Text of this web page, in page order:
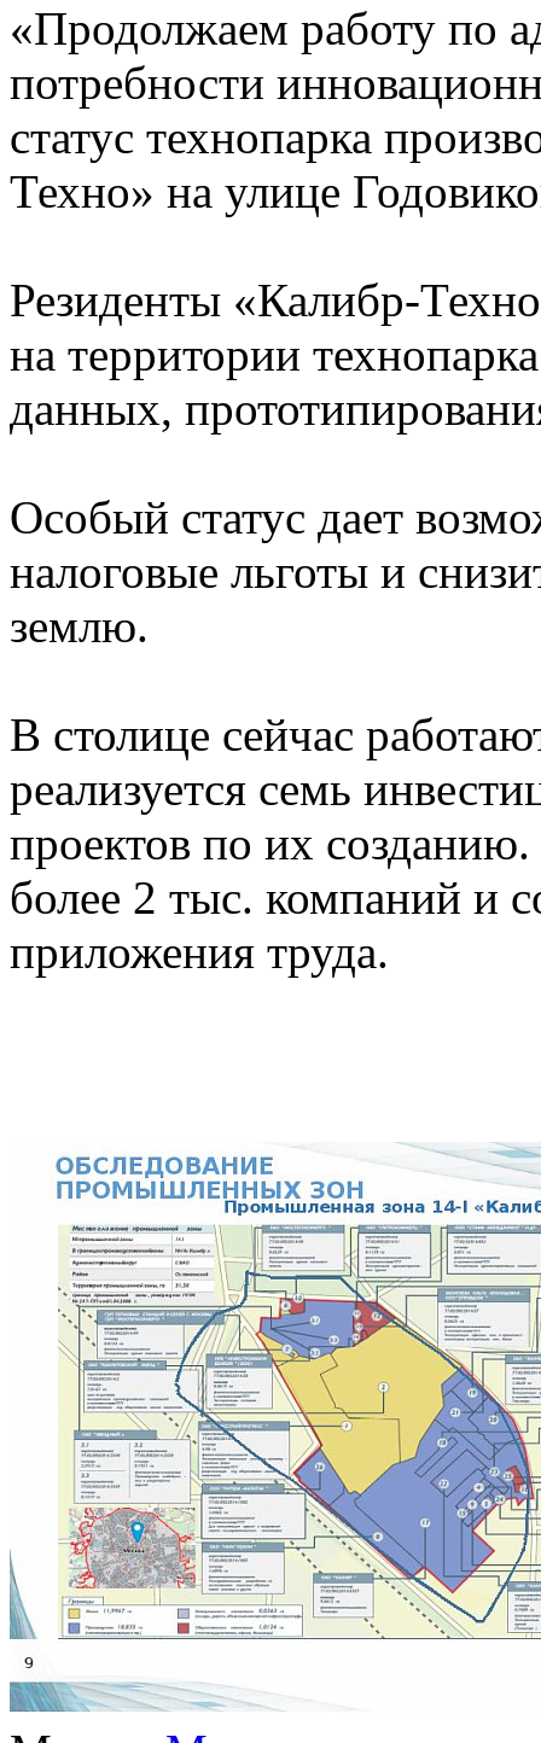
«Продолжаем работу по
потребности
статус технопарка
Техно» на улице
Резиденты «Калибр-
на территории
данных,
Особый статус дает
налоговые льготы и
землю.
В столице сейчас
реализуется семь
проектов по их
более 2 тыс. компаний и
приложения труда.